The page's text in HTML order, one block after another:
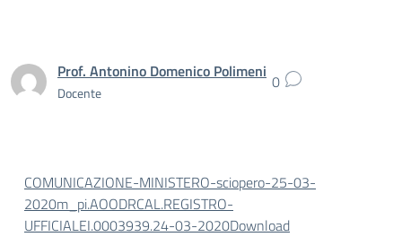
Prof. Antonino Domenico Polimeni
Docente 0
COMUNICAZIONE-MINISTERO-sciopero-25-03-
2020m_pi.AOODRCAL.REGISTRO-
UFFICIALEI.0003939.24-03-2020Download